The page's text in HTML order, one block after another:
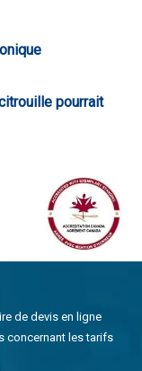
pourrait
de devis en ligne
concernant les tarifs